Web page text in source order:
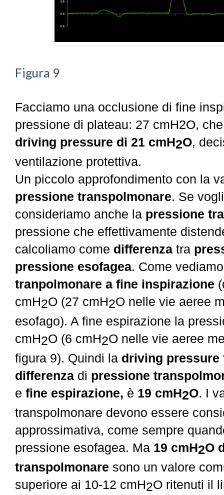
Figura 9
Facciamo una occlusione di fine
pressione di plateau: 27 cmH2O,
driving pressure di 21 cmH2O,
ventilazione protettiva.
Un piccolo approfondimento con la
pressione transpolmonare. Se
consideriamo anche la pressione
pressione che effettivamente
calcoliamo come differenza tra
pressione esofagea. Come
tranpolmonare a fine inspirazione
cmH2O (27 cmH2O nelle vie aeree
esofago). A fine espirazione la
cmH2O (6 cmH2O nelle vie aeree
figura 9). Quindi la driving
differenza di pressione
e fine espirazione, è 19 cmH2O. I
transpolmonare devono essere
approssimativa, come sempre
pressione esofagea. Ma 19 cmH2O
transpolmonare sono un valore
superiore ai 10-12 cmH2O ritenuti il